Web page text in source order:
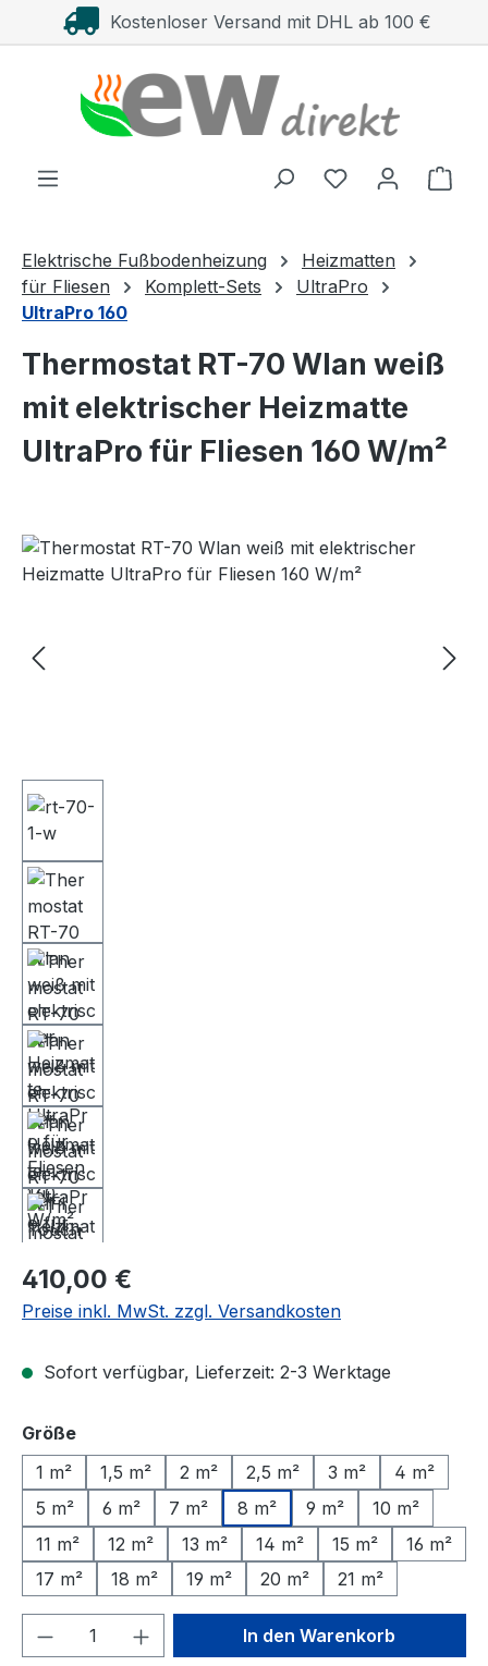
Zum Hauptinhalt springen
Kostenloser Versand mit DHL ab 100 €
Elektrische Fußbodenheizung
Heizmatten
für Fliesen
Komplett-Sets
UltraPro
UltraPro 160
Thermostat RT-70 Wlan weiß
mit elektrischer Heizmatte
UltraPro für Fliesen 160 W/m²
Bildergalerie überspringen
Regulärer Preis:
410,00 €
Preise inkl. MwSt. zzgl. Versandkosten
Sofort verfügbar, Lieferzeit: 2-3 Werktage
Größeauswählen
1 m²
1,5 m² 2 m² 2,5 m² 3 m²
4 m²
5 m²
6 m² 7 m² 8 m² 9 m²
10 m²
11 m²
12 m² 13 m² 14 m² 15 m²
16 m²
17 m²
18 m² 19 m² 20 m² 21 m²
Produkt Anzahl: Gib denIn den Warenkorb